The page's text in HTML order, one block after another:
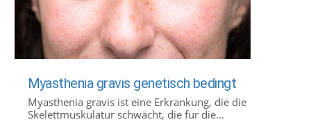
Myasthenia gravis genetisch bedingt
Myasthenia gravis ist eine Erkrankung, die die
Skelettmuskulatur schwächt, die für die...